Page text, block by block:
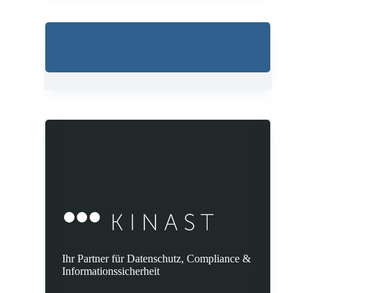
Ihr Partner für Datenschutz, Compliance &
Informationssicherheit